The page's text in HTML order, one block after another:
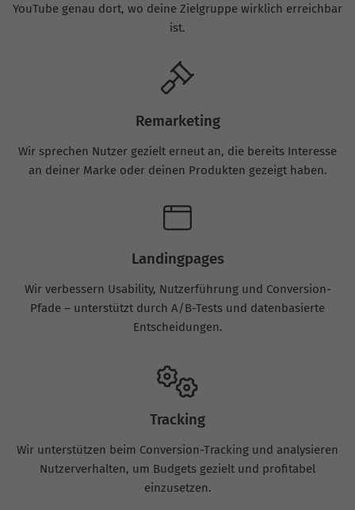
YouTube genau dort, wo deine Zielgruppe wirklich erreichbar
ist.
Remarketing
Wir sprechen Nutzer gezielt erneut an, die bereits Interesse
an deiner Marke oder deinen Produkten gezeigt haben.
Landingpages
Wir verbessern Usability, Nutzerführung und Conversion-
Pfade – unterstützt durch A/B-Tests und datenbasierte
Entscheidungen.
Tracking
Wir unterstützen beim Conversion-Tracking und analysieren
Nutzerverhalten, um Budgets gezielt und profitabel
einzusetzen.